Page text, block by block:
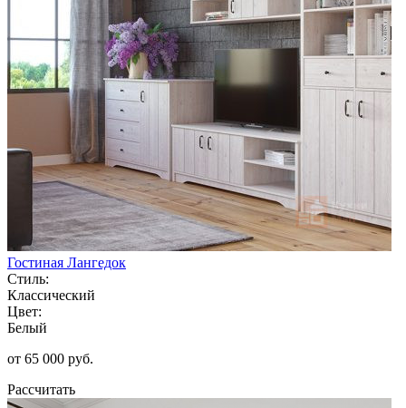
Гостиная Лангедок
Стиль:
Классический
Цвет:
Белый
от 65 000 руб.
Рассчитать